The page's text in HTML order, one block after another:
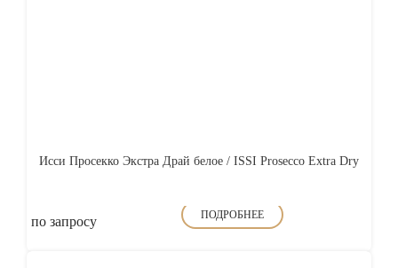
Исси Просекко Экстра Драй белое / ISSI Prosecco Extra Dry
по запросу ПОДРОБНЕЕ